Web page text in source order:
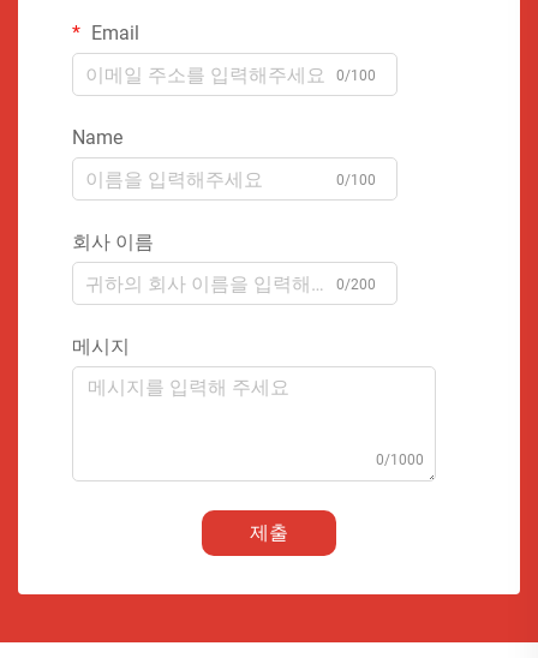
Email
0/100
Name
0/100
회사 이름
0/200
메시지
0/1000
제출